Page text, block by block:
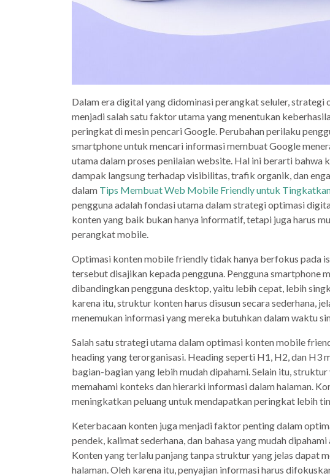
Dalam era digital yang didominasi perangkat seluler,
menjadi salah satu faktor utama yang menentukan
peringkat di mesin pencari Google. Perubahan perilaku
smartphone untuk mencari informasi membuat Google
utama dalam proses penilaian website. Hal ini berarti
dampak langsung terhadap visibilitas, trafik organik, dan
dalam Tips Membuat Web Mobile Friendly untuk
pengguna adalah fondasi utama dalam strategi optimasi
konten yang baik bukan hanya informatif, tetapi juga harus
perangkat mobile.
Optimasi konten mobile friendly tidak hanya berfokus pada
tersebut disajikan kepada pengguna. Pengguna smartphone
dibandingkan pengguna desktop, yaitu lebih cepat, lebih
karena itu, struktur konten harus disusun secara sederhana,
menemukan informasi yang mereka butuhkan dalam waktu
Salah satu strategi utama dalam optimasi konten mobile
heading yang terorganisasi. Heading seperti H1, H2, dan H3
bagian-bagian yang lebih mudah dipahami. Selain itu,
memahami konteks dan hierarki informasi dalam halaman.
meningkatkan peluang untuk mendapatkan peringkat lebih
Keterbacaan konten juga menjadi faktor penting dalam
pendek, kalimat sederhana, dan bahasa yang mudah
Konten yang terlalu panjang tanpa struktur yang jelas dapat
halaman. Oleh karena itu, penyajian informasi harus